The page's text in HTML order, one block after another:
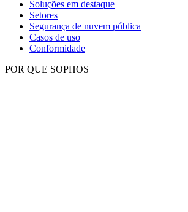
Soluções em destaque
Setores
Segurança de nuvem pública
Casos de uso
Conformidade
POR QUE SOPHOS